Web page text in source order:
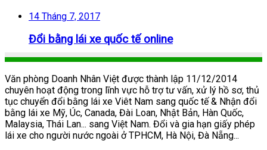
14 Tháng 7, 2017
Đổi bằng lái xe quốc tế online
Văn phòng Doanh Nhân Việt được thành lập 11/12/2014
chuyên hoạt động trong lĩnh vực hỗ trợ tư vấn, xử lý hồ sơ, thủ
tục chuyển đổi bằng lái xe Viêt Nam sang quốc tế & Nhận đổi
bằng lái xe Mỹ, Úc, Canada, Đài Loan, Nhật Bản, Hàn Quốc,
Malaysia, Thái Lan... sang Việt Nam. Đổi và gia hạn giấy phép
lái xe cho người nước ngoài ở TPHCM, Hà Nội, Đà Nẵng...